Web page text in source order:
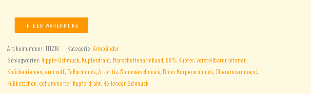
Doppelter
Oberarmreif
/
Fußkettchen
aus
Kupfer
IN DEN WARENKORB
Artikelnummer: 111216 Kategorie: Armbänder
Schlagwörter: Hippie-Schmuck, Kupferdraht, Manschettenarmband, 99% Kupfer,verstellbarer offener
Knöchelriemen, arm cuff, Fußschmuck,Arthritis, Sommerschmuck, Boho-Körperschmuck, Oberarmarmband,
Fußkettchen, gehämmerter Kupferdraht, Heilender Schmuck